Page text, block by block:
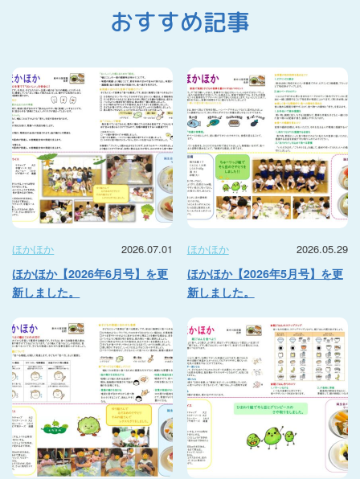
おすすめ記事
ほかほか 2026.07.01
ほかほか【2026年6月号】を更
新しました。
ほかほか 2026.05.29
ほかほか【2026年5月号】を更
新しました。